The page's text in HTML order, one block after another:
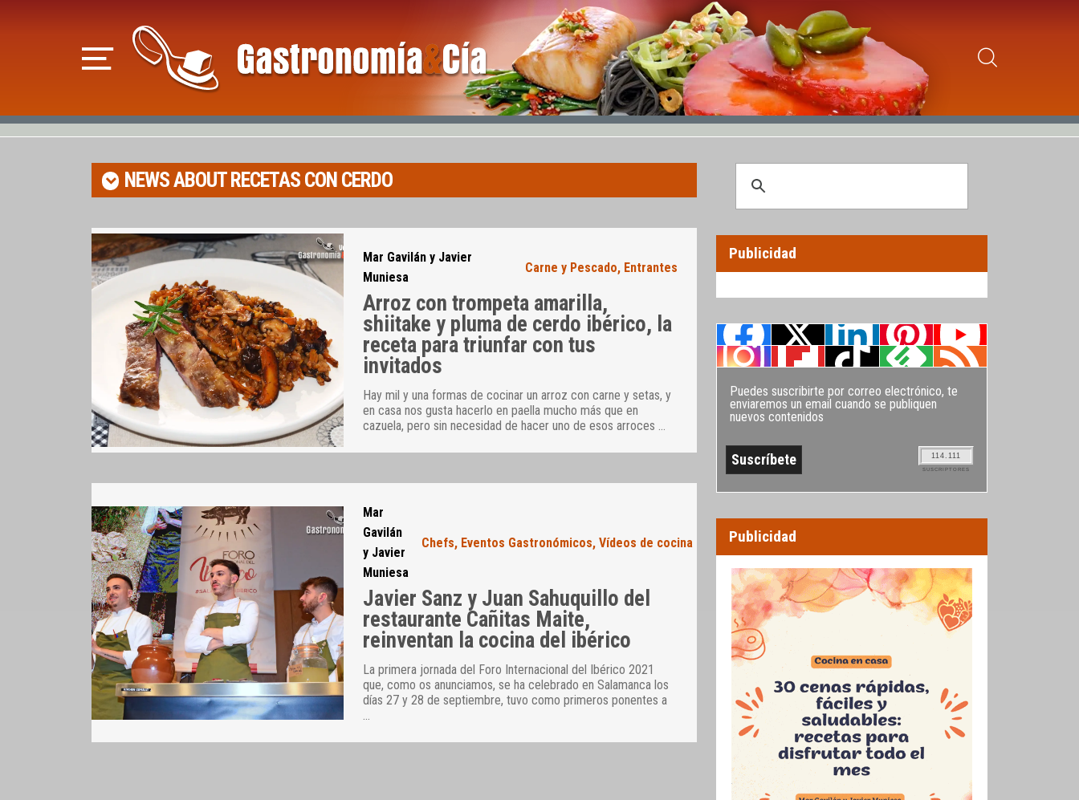
NEWS ABOUTRECETAS CON CERDO
Mar Gavilán y Javier
Muniesa
Carne y Pescado, Entrantes
Arroz con trompeta amarilla,
shiitake y pluma de cerdo ibérico, la
receta para triunfar con tus
invitados
Hay mil y una formas de cocinar un arroz con carne y setas, y
en casa nos gusta hacerlo en paella mucho más que en
cazuela, pero sin necesidad de hacer uno de esos arroces …
Mar
Gavilán
y Javier
Muniesa
Chefs, Eventos Gastronómicos,Vídeos de cocina
Javier Sanz y Juan Sahuquillo del
restaurante Cañitas Maite,
reinventan la cocina del ibérico
La primera jornada del Foro Internacional del Ibérico 2021
que, como os anunciamos, se ha celebrado en Salamanca los
días 27 y 28 de septiembre, tuvo como primeros ponentes a
…
Publicidad
Puedes suscribirte por correo electrónico, te
enviaremos un email cuando se publiquen
nuevos contenidos
114.111
SUSCRIPTORES
Publicidad